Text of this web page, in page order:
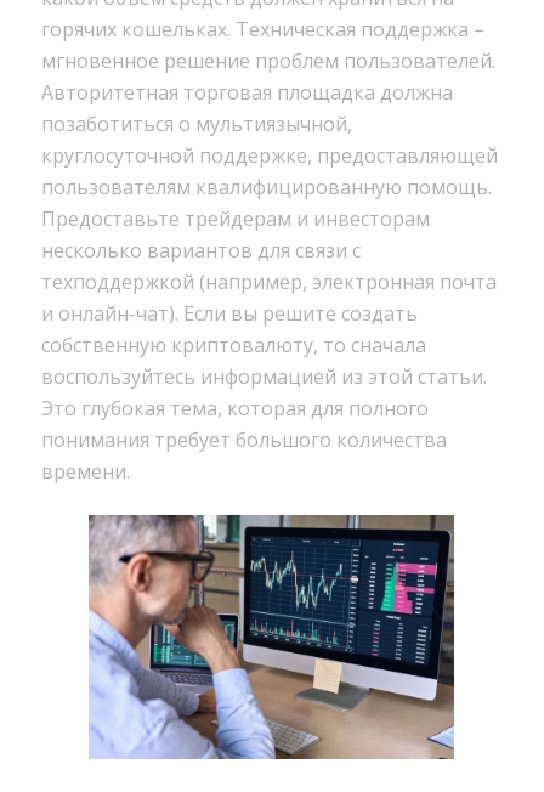
горячих кошельках. Техническая поддержка –
мгновенное решение проблем пользователей.
Авторитетная торговая площадка должна
позаботиться о мультиязычной,
круглосуточной поддержке, предоставляющей
пользователям квалифицированную помощь.
Предоставьте трейдерам и инвесторам
несколько вариантов для связи с
техподдержкой (например, электронная почта
и онлайн-чат). Если вы решите создать
собственную криптовалюту, то сначала
воспользуйтесь информацией из этой статьи.
Это глубокая тема, которая для полного
понимания требует большого количества
времени.